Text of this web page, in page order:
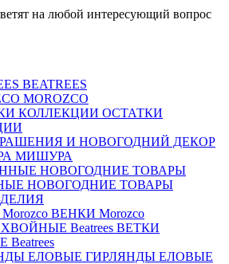
на любой интересующий вопрос
BEATREES
MOROZCO
ОСТАТКИ
И НОВОГОДНИЙ ДЕКОР
МИШУРА
НОВОГОДНИЕ ТОВАРЫ
ВЕНКИ Morozco
ВЕТКИ
ГИРЛЯНДЫ ЕЛОВЫЕ